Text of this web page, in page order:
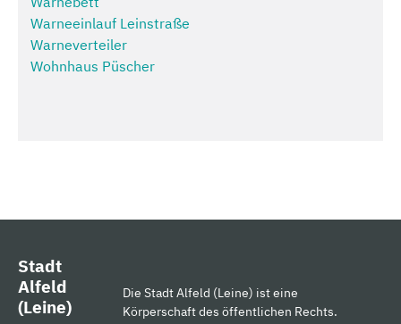
Warneeinlauf Leinstraße
Warneverteiler
Wohnhaus Püscher
Stadt
Alfeld
(Leine)
Die Stadt Alfeld (Leine) ist eine
Körperschaft des öffentlichen Rechts.